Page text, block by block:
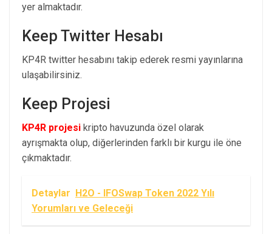
yer almaktadır.
Keep Twitter Hesabı
KP4R twitter hesabını takip ederek resmi yayınlarına
ulaşabilirsiniz.
Keep Projesi
KP4R projesi kripto havuzunda özel olarak
ayrışmakta olup, diğerlerinden farklı bir kurgu ile öne
çıkmaktadır.
Detaylar H2O - IFOSwap Token 2022 Yılı
Yorumları ve Geleceği